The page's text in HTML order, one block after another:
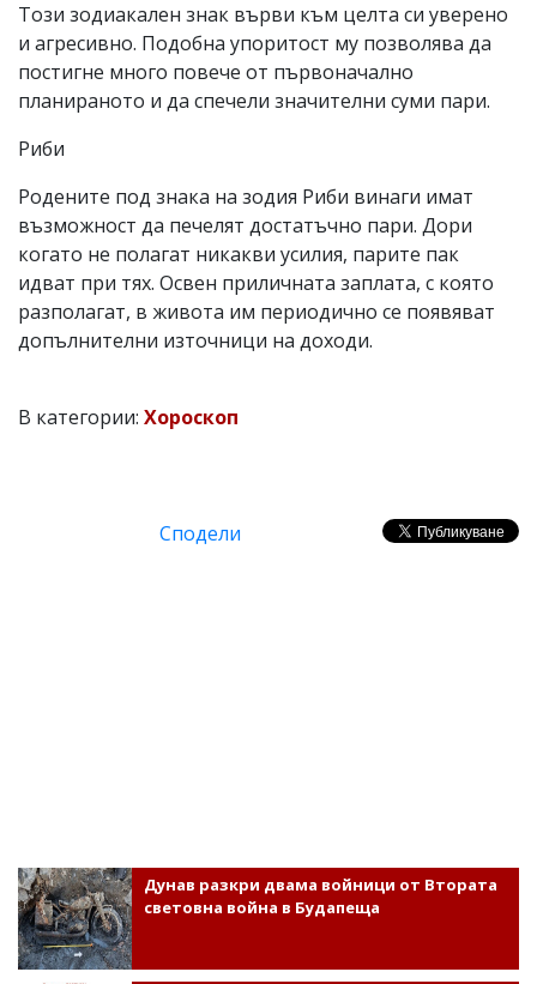
Този зодиакален знак върви към целта си уверено
и агресивно. Подобна упоритост му позволява да
постигне много повече от първоначално
планираното и да спечели значителни суми пари.
Риби
Родените под знака на зодия Риби винаги имат
възможност да печелят достатъчно пари. Дори
когато не полагат никакви усилия, парите пак
идват при тях. Освен приличната заплата, с която
разполагат, в живота им периодично се появяват
допълнителни източници на доходи.
В категории: Хороскоп
Сподели
Дунав разкри двама войници от Втората
световна война в Будапеща